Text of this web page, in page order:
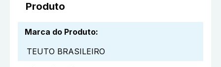
Produto
Marca do Produto:
TEUTO BRASILEIRO